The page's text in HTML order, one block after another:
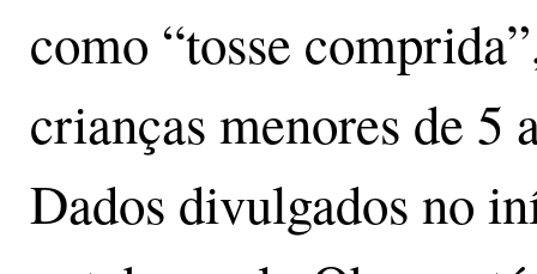
como “tosse
crianças menores de 5
Dados divulgados no